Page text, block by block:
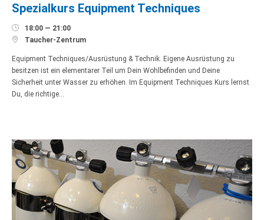
Spezialkurs Equipment Techniques
 18:00 — 21:00
 Taucher-Zentrum
Equipment Techniques/Ausrüstung & Technik. Eigene Ausrüstung zu
besitzen ist ein elementarer Teil um Dein Wohlbefinden und Deine
Sicherheit unter Wasser zu erhöhen. Im Equipment Techniques Kurs lernst
Du, die richtige…